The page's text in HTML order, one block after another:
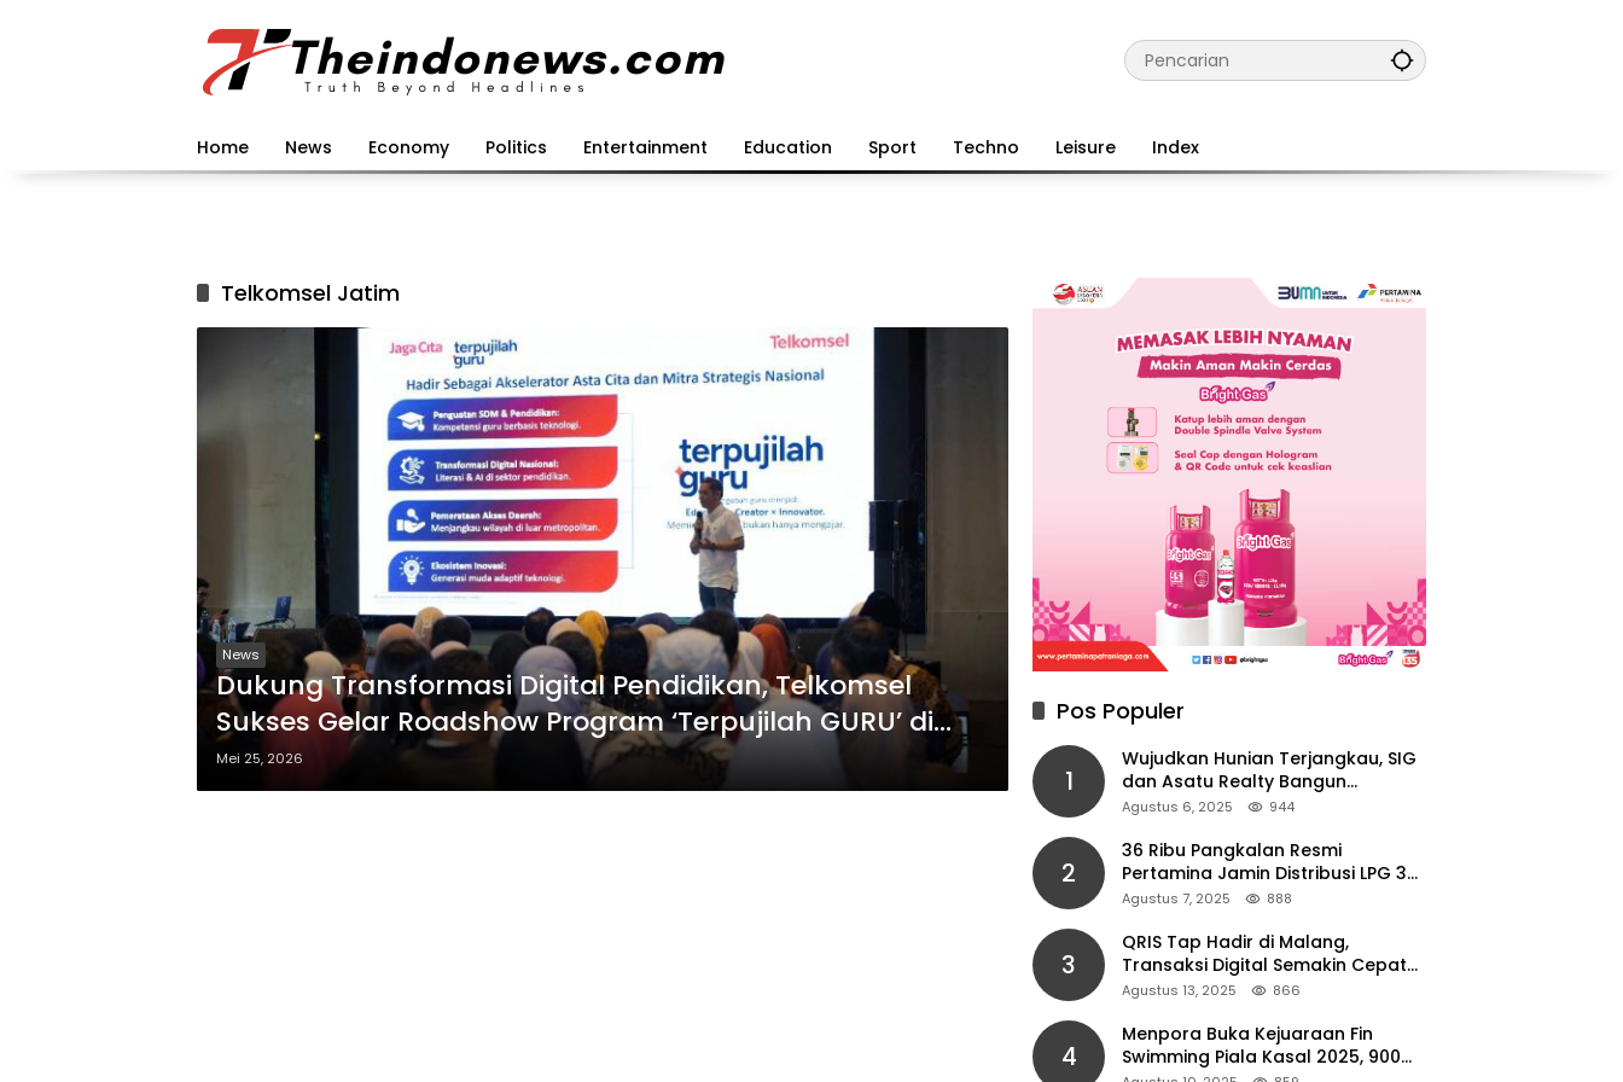
Home News Economy Politics Entertainment Education Sport Techno Leisure Index
Telkomsel Jatim
News
Dukung Transformasi Digital Pendidikan, Telkomsel
Sukses Gelar Roadshow Program ‘Terpujilah GURU’ di
Surabaya
Mei 25, 2026
Pos Populer
1
Wujudkan Hunian Terjangkau, SIG
dan Asatu Realty Bangun
Perumahan di Cianjur
Agustus 6, 2025 944
2
36 Ribu Pangkalan Resmi
Pertamina Jamin Distribusi LPG 3
Kg Aman di Jawa Timur
Agustus 7, 2025 888
3
QRIS Tap Hadir di Malang,
Transaksi Digital Semakin Cepat
dan Mudah dengan Teknologi NFC
Agustus 13, 2025 866
4
Menpora Buka Kejuaraan Fin
Swimming Piala Kasal 2025, 900